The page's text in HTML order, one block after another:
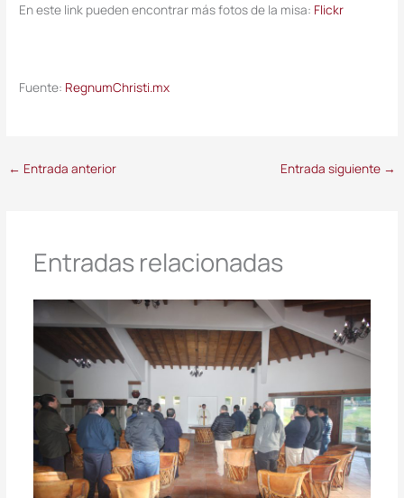
En este link pueden encontrar más fotos de la misa: Flickr
Fuente: RegnumChristi.mx
← Entrada anterior Entrada siguiente →
Entradas relacionadas